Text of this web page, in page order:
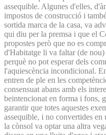
assequible. Algunes d'elles,
impostos de construcció i
sortida marca de la casa, va
qui diu per la premsa i que el
propostes però que no es
d'Habitatge li va faltar (de nou)
perquè no pot esperar dels
l'aquiescència incondicional.
entren de ple en les
consensuat abans amb els
beintencionat en forma i fons,
garantir que totes aquestes
assequible, i no convertides en
la cònsol va optar una altra